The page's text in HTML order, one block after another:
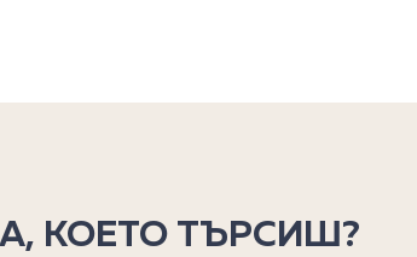
КОЕТО ТЪРСИШ?